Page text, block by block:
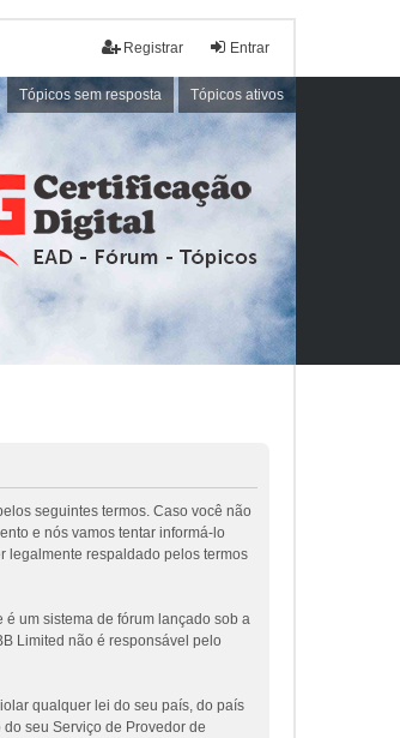
Entrar
Registrar
Tópicos sem resposta Tópicos ativos
seguintes termos. Caso você não
e nós vamos tentar informá-lo
legalmente respaldado pelos termos
é um sistema de fórum lançado sob a
Limited não é responsável pelo
qualquer lei do seu país, do país
seu Serviço de Provedor de